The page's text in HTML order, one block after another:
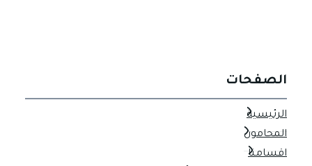
الصفحات
الرئيسية
المحامون
اقسامنا